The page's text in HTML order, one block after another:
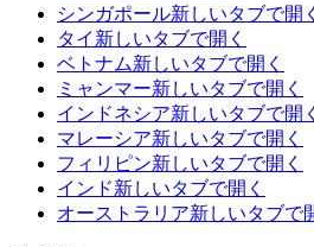
シンガポール新しいタブで開く
タイ 新しいタブで開く
ベトナム新しいタブで開く
ミャンマー新しいタブで開く
インドネシア新しいタブで開く
マレーシア新しいタブで開く
フィリピン新しいタブで開く
インド新しいタブで開く
オーストラリア新しいタブで